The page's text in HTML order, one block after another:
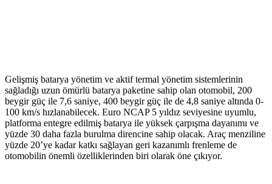
Gelişmiş batarya yönetim ve aktif termal yönetim sistemlerinin
sağladığı uzun ömürlü batarya paketine sahip olan otomobil, 200
beygir güç ile 7,6 saniye, 400 beygir güç ile de 4,8 saniye altında 0-
100 km/s hızlanabilecek. Euro NCAP 5 yıldız seviyesine uyumlu,
platforma entegre edilmiş batarya ile yüksek çarpışma dayanımı ve
yüzde 30 daha fazla burulma direncine sahip olacak. Araç menziline
yüzde 20’ye kadar katkı sağlayan geri kazanımlı frenleme de
otomobilin önemli özelliklerinden biri olarak öne çıkıyor.